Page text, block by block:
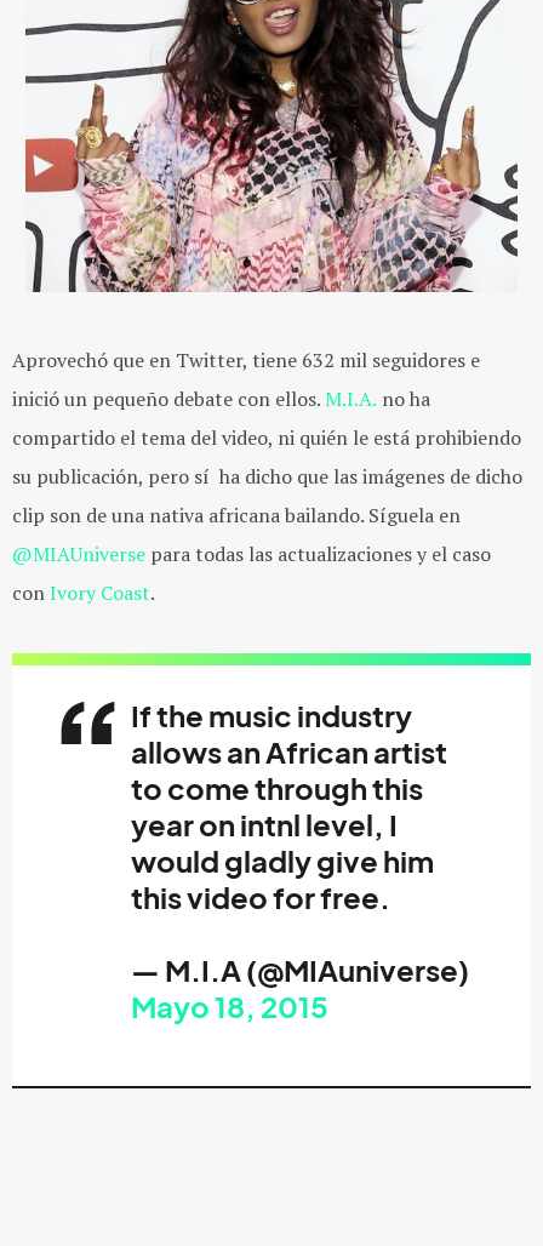
Aprovechó que en Twitter, tiene 632 mil seguidores e
inició un pequeño debate con ellos.M.I.A. no ha
compartido el tema del video, ni quién le está prohibiendo
su publicación, pero sí ha dicho que las imágenes de dicho
clip son de una nativa africana bailando. Síguela en
@MIAUniverse para todas las actualizaciones y el caso
conIvory Coast.
If the music industry
allows an African artist
to come through this
year on intnl level, I
would gladly give him
this video for free.
— M.I.A (@MIAuniverse)
Mayo 18, 2015